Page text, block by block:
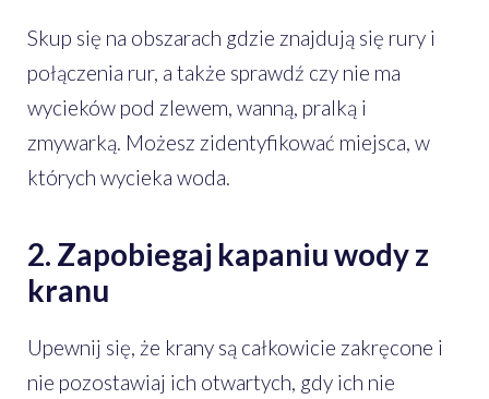
Skup się na obszarach gdzie znajdują się rury i
połączenia rur, a także sprawdź czy nie ma
wycieków pod zlewem, wanną, pralką i
zmywarką. Możesz zidentyfikować miejsca, w
których wycieka woda.
2. Zapobiegaj kapaniu wody z
kranu
Upewnij się, że krany są całkowicie zakręcone i
nie pozostawiaj ich otwartych, gdy ich nie